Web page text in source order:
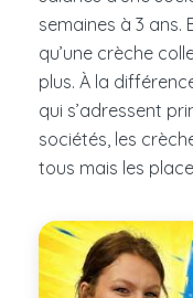
semaines à 3 ans.
qu’une crèche
plus. À la
qui s’adressent
sociétés, les
tous mais les